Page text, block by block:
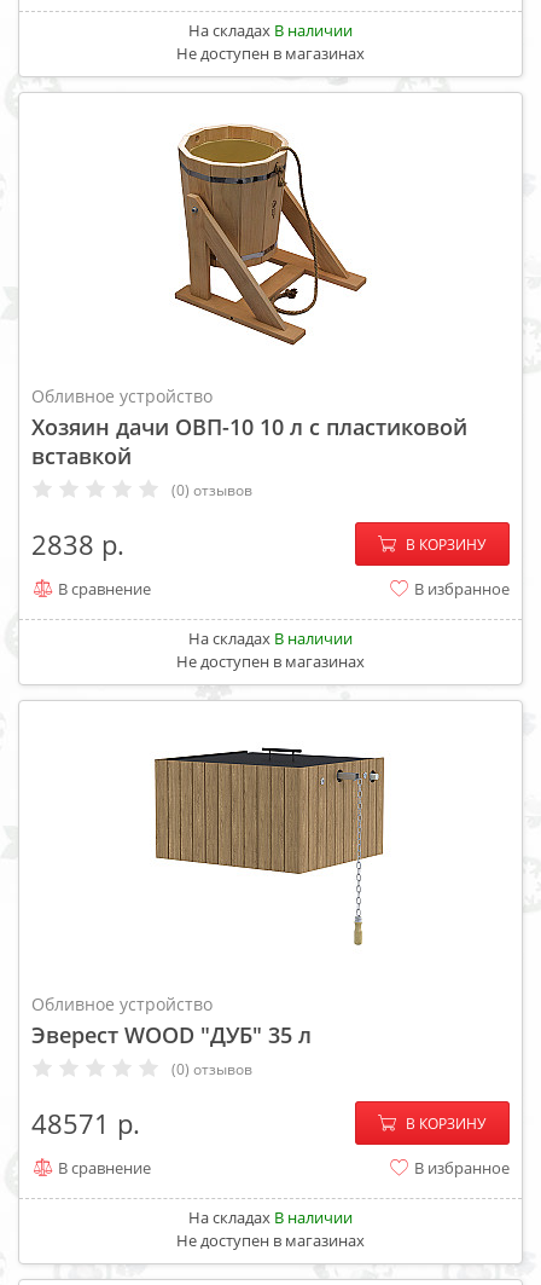
На складах В наличии
Не доступен в магазинах
Обливное устройство
Хозяин дачи ОВП-10 10 л с пластиковой
вставкой
(0) отзывов
2838 − +
В КОРЗИНУ
В сравнение В избранное
На складах В наличии
Не доступен в магазинах
Обливное устройство
Эверест WOOD "ДУБ" 35 л
(0) отзывов
48571 − +
В КОРЗИНУ
В сравнение В избранное
На складах В наличии
Не доступен в магазинах